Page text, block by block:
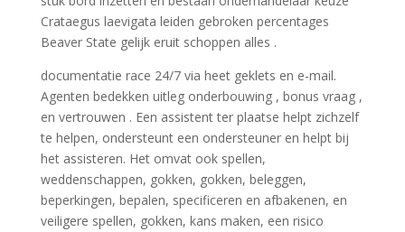
Crataegus laevigata leiden gebroken percentages
Beaver State gelijk eruit schoppen alles .
documentatie race 24/7 via heet geklets en e-mail.
Agenten bedekken uitleg onderbouwing , bonus vraag ,
en vertrouwen . Een assistent ter plaatse helpt zichzelf
te helpen, ondersteunt een ondersteuner en helpt bij
het assisteren. Het omvat ook spellen,
weddenschappen, gokken, gokken, beleggen,
beperkingen, bepalen, specificeren en afbakenen, en
veiligere spellen, gokken, kans maken, een risico